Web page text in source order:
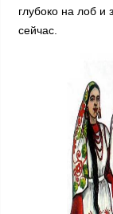
глубоко на лоб и
сейчас.